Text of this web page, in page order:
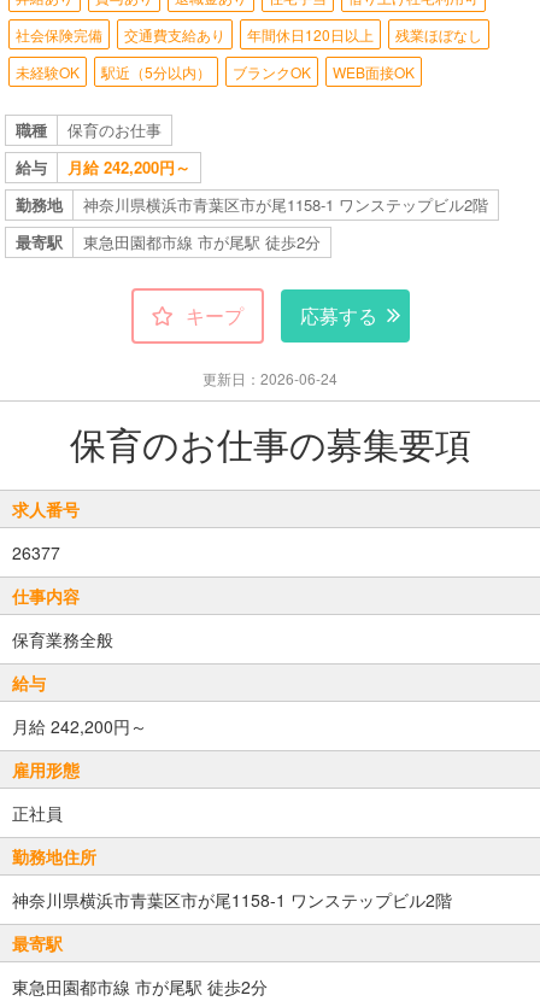
社会保険完備
交通費支給あり 年間休日120日以上
残業ほぼなし
未経験OK
駅近（5分以内） ブランクOK WEB面接OK
職種
保育のお仕事
給与
月給 242,200円～
勤務地
神奈川県横浜市青葉区市が尾1158-1 ワンステップビル2階
最寄駅
東急田園都市線 市が尾駅 徒歩2分
キープ 応募する
更新日：2026-06-24
保育のお仕事の募集要項
求人番号
26377
仕事内容
保育業務全般
給与
月給 242,200円～
雇用形態
正社員
勤務地住所
神奈川県横浜市青葉区市が尾1158-1 ワンステップビル2階
最寄駅
東急田園都市線 市が尾駅 徒歩2分